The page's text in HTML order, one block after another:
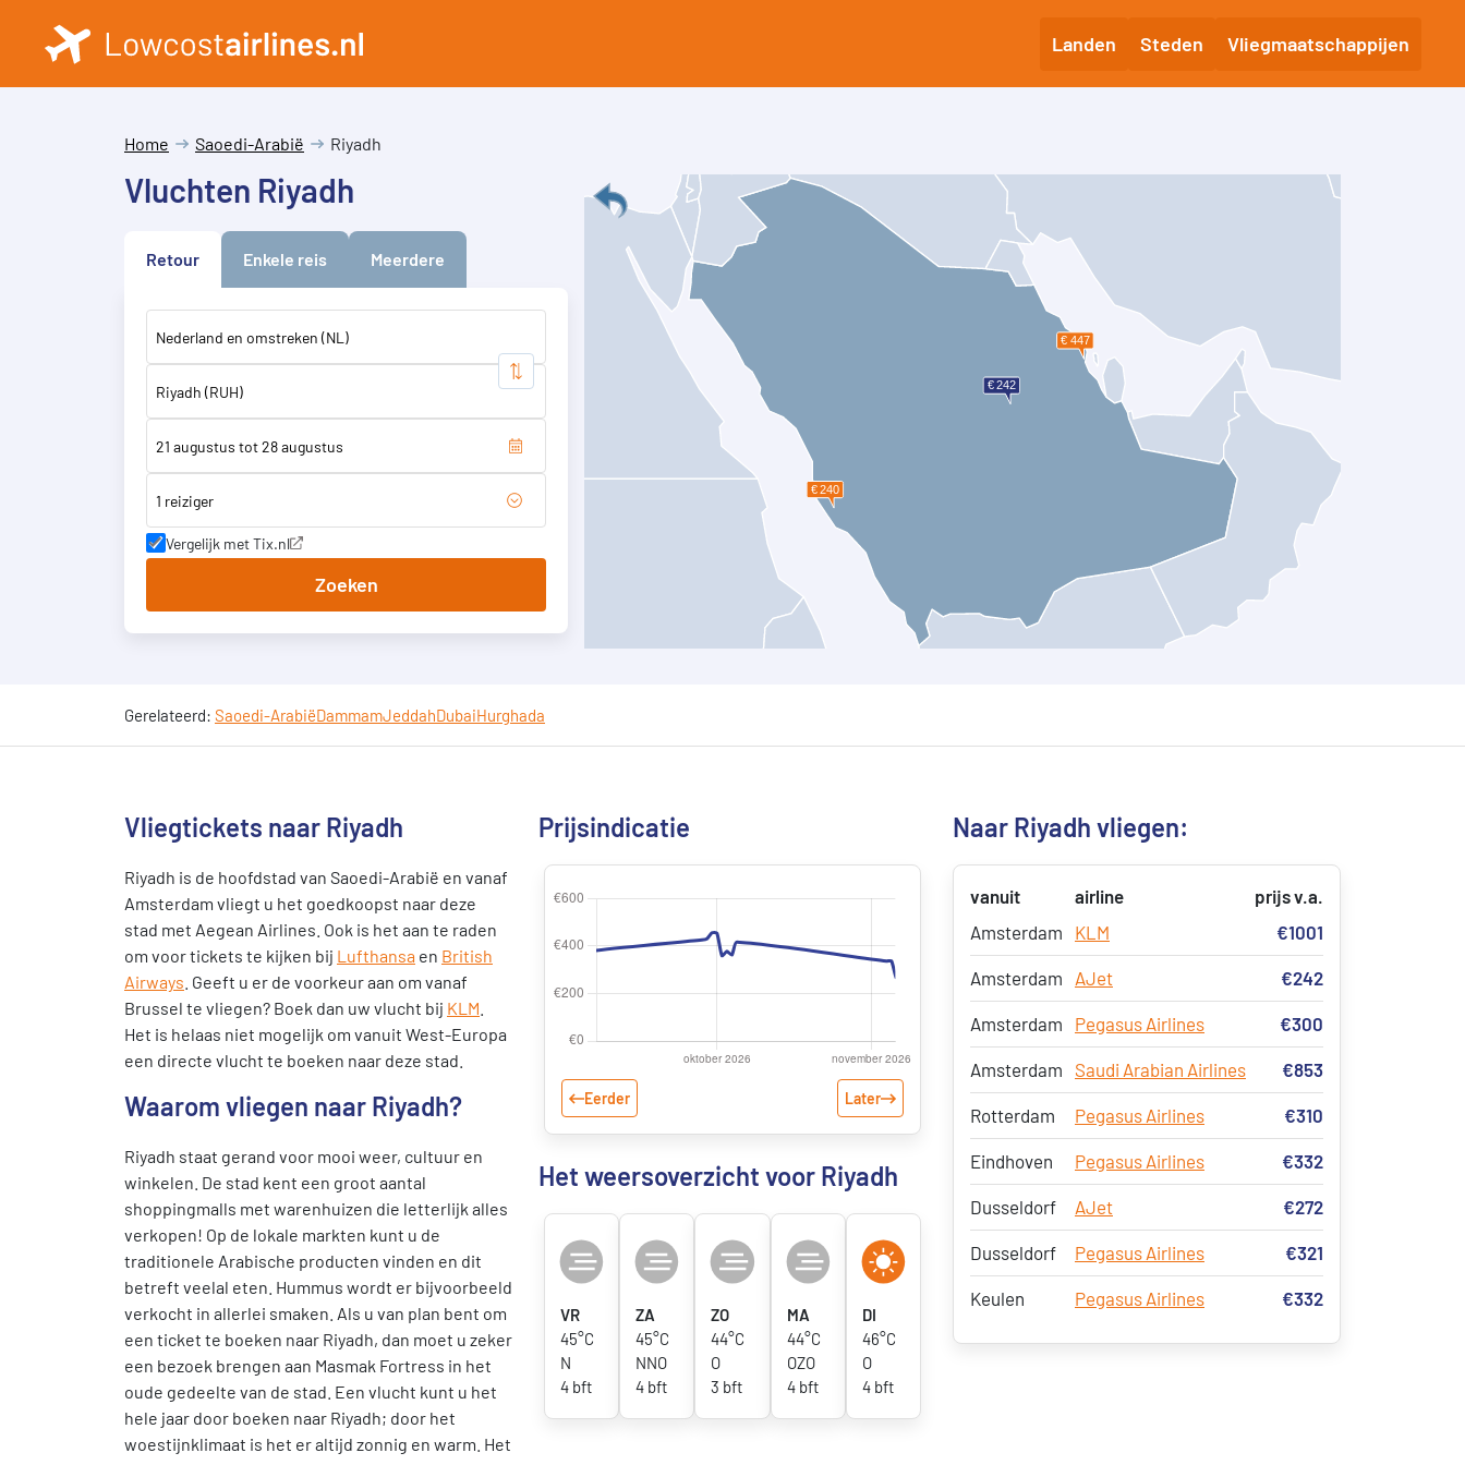
Landen Steden Vliegmaatschappijen
Home Saoedi-Arabië Riyadh
Vluchten Riyadh
Retour Enkele reis Meerdere
1 reiziger
Vergelijk met Tix.nl
Zoeken
Gerelateerd: Saoedi-ArabiëDammamJeddahDubaiHurghada
Vliegtickets naar Riyadh
Riyadh is de hoofdstad van Saoedi-Arabië en vanaf
Amsterdam vliegt u het goedkoopst naar deze
stad met Aegean Airlines. Ook is het aan te raden
om voor tickets te kijken bij Lufthansa en British
Airways . Geeft u er de voorkeur aan om vanaf
Brussel te vliegen? Boek dan uw vlucht bij KLM
Het is helaas niet mogelijk om vanuit West-Europa
een directe vlucht te boeken naar deze stad.
Waarom vliegen naar Riyadh?
Riyadh staat gerand voor mooi weer, cultuur en
winkelen. De stad kent een groot aantal
shoppingmalls met warenhuizen die letterlijk alles
verkopen! Op de lokale markten kunt u de
traditionele Arabische producten vinden en dit
betreft veelal eten. Hummus wordt er bijvoorbeeld
verkocht in allerlei smaken. Als u van plan bent om
een ticket te boeken naar Riyadh, dan moet u zeker
een bezoek brengen aan Masmak Fortress in het
oude gedeelte van de stad. Een vlucht kunt u het
hele jaar door boeken naar Riyadh; door het
woestijnklimaat is het er altijd zonnig en warm. Het
Prijsindicatie
Eerder Later
Het weersoverzicht voor Riyadh
VR
45°C
N
4 bft
ZA
45°C
NNO
4 bft
ZO
44°C
O
3 bft
MA
44°C
OZO
4 bft
DI
46°C
O
4 bft
Naar Riyadh vliegen:
vanuit airline
prijs v.a.
Amsterdam
KLM €1001
Amsterdam AJet €242
Amsterdam Pegasus Airlines €300
Amsterdam Saudi Arabian Airlines €853
Rotterdam Pegasus Airlines €310
Eindhoven Pegasus Airlines €332
Dusseldorf AJet €272
Dusseldorf Pegasus Airlines €321
Keulen Pegasus Airlines €332